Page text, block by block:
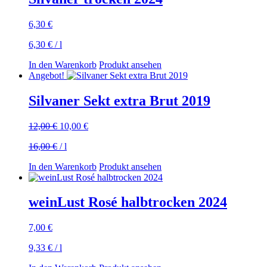
6,30 €
6,30 € /l
In den Warenkorb Produkt ansehen
Angebot!
Silvaner Sekt extra Brut 2019
12,00€ Ursprünglicher
war:
10,00 €Aktueller
16,00€ /l
In den Warenkorb Produkt ansehen
weinLust Rosé halbtrocken 2024
7,00 €
9,33 € /l